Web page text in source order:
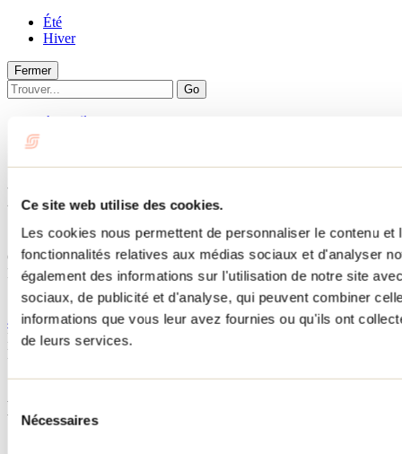
Ce site web utilise des cookies.
Les cookies nous permettent de personnaliser le contenu
fonctionnalités relatives aux médias sociaux et d'analyser
également des informations sur l'utilisation de notre site
sociaux, de publicité et d'analyse, qui peuvent combiner
informations que vous leur avez fournies ou qu'ils ont
de leurs services.
Sélection
Nécessaires
Été
Hiver
Fermer
Go
Accueil
LE MONTAGNARD
Saint-Michel-des-Saints
Chalets
LE MONTAGNARD
151 chemin des Vallons
Saint-Michel-des-Saints, QC J0K3B0
450 803-9672
No d'enregistrement310685
Besoin d'information?
Menu pied de page